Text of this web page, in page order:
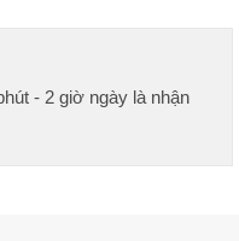
- 2 giờ ngày là nhận